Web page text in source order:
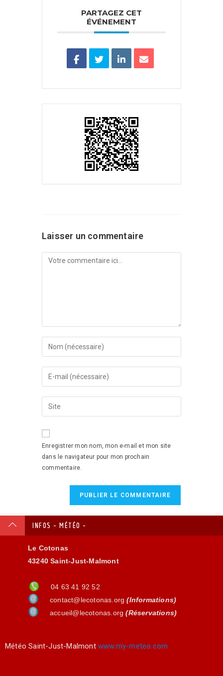
PARTAGEZ CET
ÉVÉNEMENT
Laisser un commentaire
Enregistrer mon nom, mon e-mail et mon site
dans le navigateur pour mon prochain
commentaire.
INFOS - MÉTÉO -
Le Cotonas
43240 Saint-Just-Malmont
04 63 41 92 52
contact@lecotonas.org(Informations)
accueil@lecotonas.org(Réservations)
Météo Saint-Just-Malmont www.my-meteo.com